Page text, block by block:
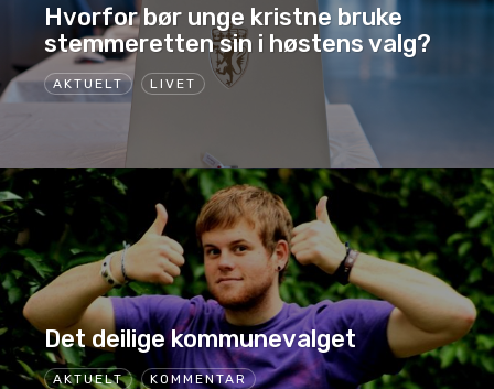
AKTUELT LIVET
Hvorfor bør unge kristne bruke
stemmeretten sin i høstens valg?
AKTUELT KOMMENTAR
Det deilige kommunevalget